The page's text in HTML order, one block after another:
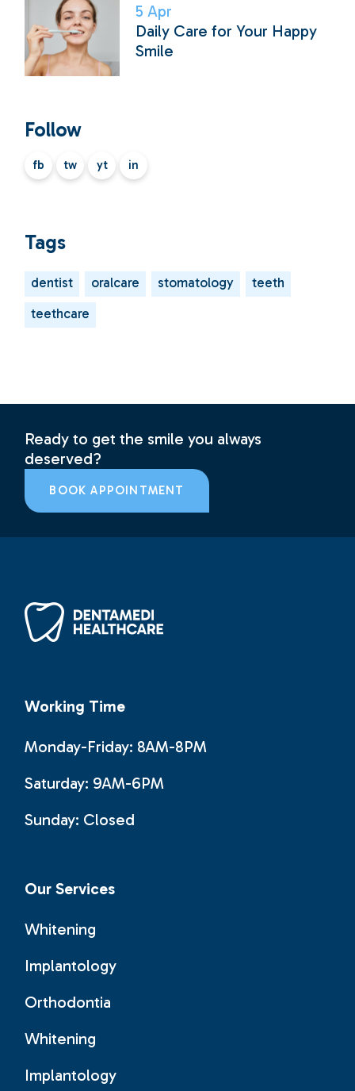
5 Apr
Daily Care for Your Happy
Smile
Follow
fb tw yt in
Tags
dentist oralcare stomatology
teeth
teethcare
Ready to get the smile you always
deserved?
BOOK APPOINTMENT
Working Time
Monday-Friday: 8AM-8PM
Saturday: 9AM-6PM
Sunday: Closed
Our Services
Whitening
Implantology
Orthodontia
Whitening
Implantology